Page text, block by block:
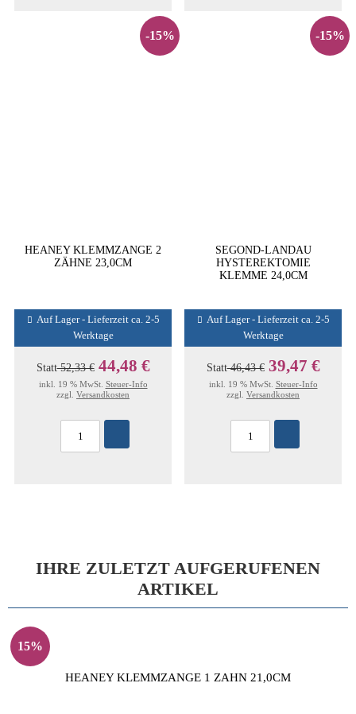
-15%
HEANEY KLEMMZANGE 2
ZÄHNE 23,0CM
Auf Lager - Lieferzeit ca. 2-5
Werktage
Statt52,33 € 44,48 €
inkl. 19 % MwSt. Steuer-Info
zzgl. Versandkosten
-15%
SEGOND-LANDAU
HYSTEREKTOMIE
KLEMME 24,0CM
Auf Lager - Lieferzeit ca. 2-5
Werktage
Statt46,43 € 39,47 €
inkl. 19 % MwSt. Steuer-Info
zzgl. Versandkosten
IHRE ZULETZT AUFGERUFENEN
ARTIKEL
15%
HEANEY KLEMMZANGE 1 ZAHN 21,0CM